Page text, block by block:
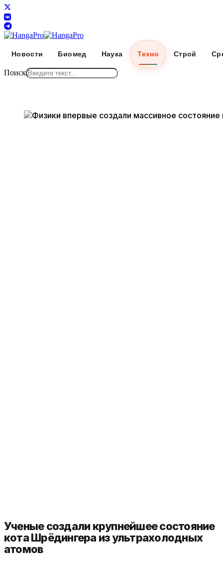
Новости Биомед Наука Техно Строй
Поиск
Ученые создали крупнейшее состояние
кота Шрёдингера из ультрахолодных
атомов